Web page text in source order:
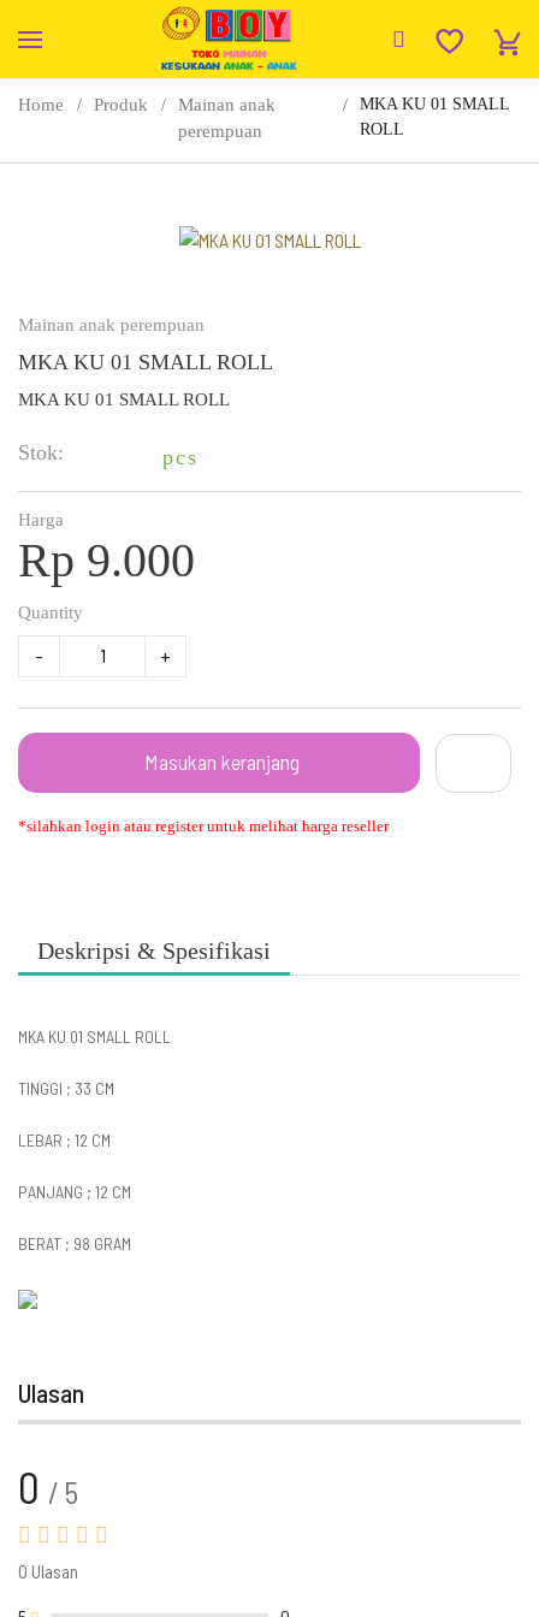
Home Produk
Mainan anak
perempuan
MKA KU 01 SMALL
ROLL
Mainan anak perempuan
MKA KU 01 SMALL ROLL
MKA KU 01 SMALL ROLL
Stok: pcs
Harga
Rp 9.000
Quantity
- +
Masukan keranjang
*silahkan login atau register untuk melihat harga reseller
Deskripsi & Spesifikasi
MKA KU 01 SMALL ROLL
TINGGI ; 33 CM
LEBAR ; 12 CM
PANJANG ; 12 CM
BERAT ; 98 GRAM
Ulasan
0 / 5
0 Ulasan